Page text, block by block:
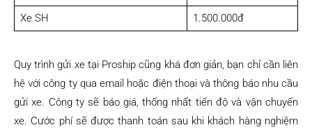
Xe SH
1.500.000đ
Quy trình gửi xe tại Proship cũng khá đơn giản, bạn chỉ cần liên
hệ với công ty qua email hoặc điện thoại và thông báo nhu cầu
gửi xe. Công ty sẽ báo giá, thống nhất tiến độ và vận chuyển
xe. Cước phí sẽ được thanh toán sau khi khách hàng nghiệm